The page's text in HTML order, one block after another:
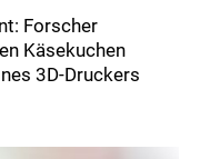
Forscher
Käsekuchen
3D-Druckers